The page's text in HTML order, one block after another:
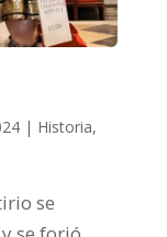
| Historia,
se